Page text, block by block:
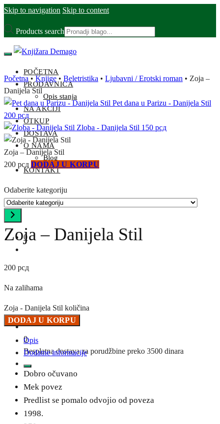
Skip to navigation Skip to content
Products search
POČETNA
PRODAVNICA
Opis stanja
NA AKCIJI
OTKUP
DOSTAVA
O NAMA
Blog
KONTAKT
Odaberite kategoriju
0
0
Besplatna dostava za porudžbine preko 3500 dinara
Početna • Knjige • Beletristika • Ljubavni / Erotski roman • Zoja –
Danijela Stil
Pet dana u Parizu - Danijela Stil
200 рсд
Zloba - Danijela Stil 150 рсд
Zoja – Danijela Stil
200 рсд DODAJ U KORPU
Zoja – Danijela Stil
200 рсд
Na zalihama
Zoja - Danijela Stil količina
DODAJ U KORPU
Opis
Dodatne informacije
Dobro očuvano
Mek povez
Predlist se pomalo odvojio od poveza
1998.